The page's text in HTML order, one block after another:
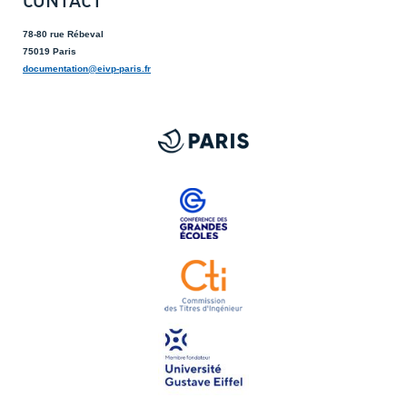
78-80 rue Rébeval
75019 Paris
documentation@eivp-paris.fr